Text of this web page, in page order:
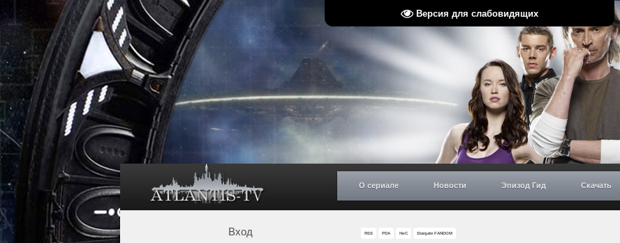
Версия для слабовидящих
О сериале Новости Эпизод Гид Скачать
Вход RSS PDA НиС Stargate FANDOM